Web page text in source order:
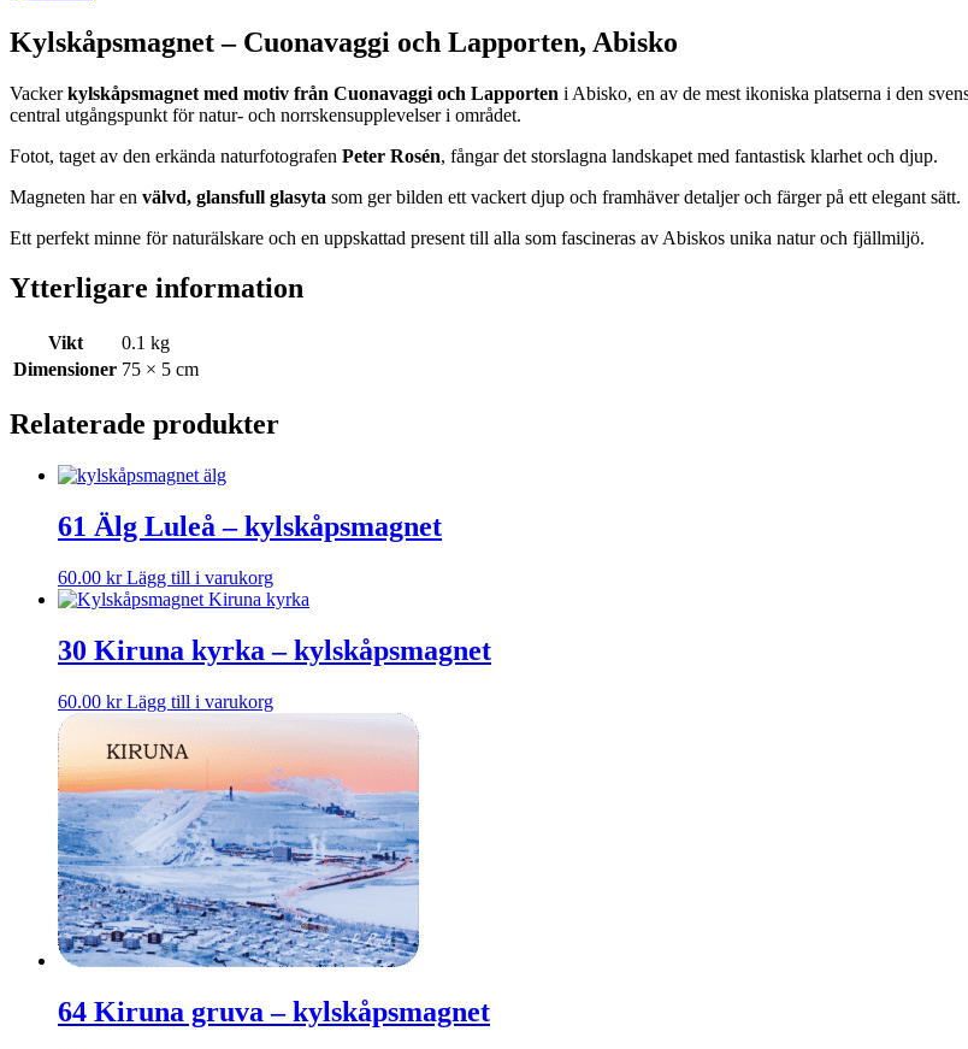
Kylskåpsmagnet – Cuonavaggi och Lapporten, Abisko
Vackerkylskåpsmagnet med motiv från Cuonavaggi och Lapporten i Abisko, en av de mest ikoniska platserna i den
central utgångspunkt för natur- och norrskensupplevelser i området.
Fotot, taget av den erkända naturfotografen Peter Rosén, fångar det storslagna landskapet med fantastisk klarhet och djup.
Magneten har en välvd, glansfull glasyta som ger bilden ett vackert djup och framhäver detaljer och färger på ett elegant sätt.
Ett perfekt minne för naturälskare och en uppskattad present till alla som fascineras av Abiskos unika natur och fjällmiljö.
Ytterligare information
Vikt
0.1 kg
Dimensioner 75 × 5 cm
Relaterade produkter
61 Älg Luleå – kylskåpsmagnet
60.00 kr Lägg till i varukorg
30 Kiruna kyrka – kylskåpsmagnet
60.00 kr Lägg till i varukorg
64 Kiruna gruva – kylskåpsmagnet